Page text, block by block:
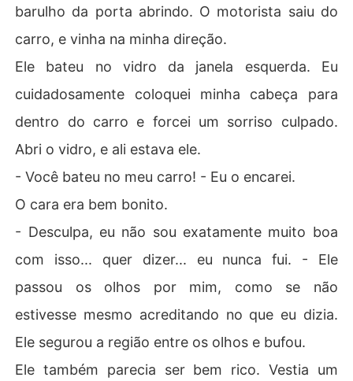
barulho da porta abrindo. O motorista saiu do
carro, e vinha na minha direção.
Ele bateu no vidro da janela esquerda. Eu
cuidadosamente coloquei minha cabeça para
dentro do carro e forcei um sorriso culpado.
Abri o vidro, e ali estava ele.
- Você bateu no meu carro! - Eu o encarei.
O cara era bem bonito.
- Desculpa, eu não sou exatamente muito boa
com isso... quer dizer... eu nunca fui. - Ele
passou os olhos por mim, como se não
estivesse mesmo acreditando no que eu dizia.
Ele segurou a região entre os olhos e bufou.
Ele também parecia ser bem rico. Vestia um